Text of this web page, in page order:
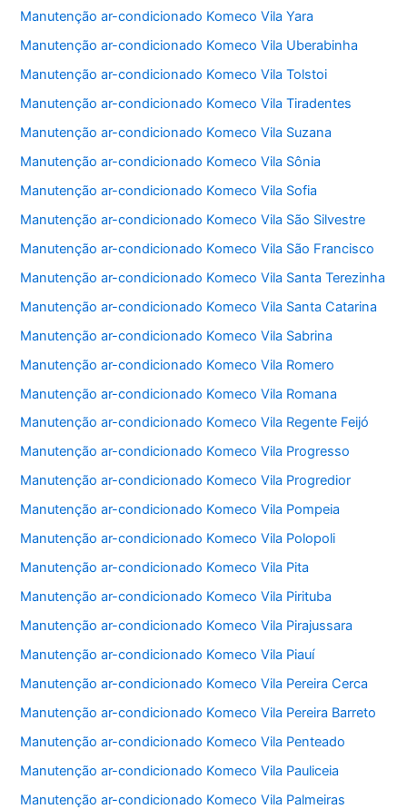
Manutenção ar-condicionado Komeco Vila Yara
Manutenção ar-condicionado Komeco Vila Uberabinha
Manutenção ar-condicionado Komeco Vila Tolstoi
Manutenção ar-condicionado Komeco Vila Tiradentes
Manutenção ar-condicionado Komeco Vila Suzana
Manutenção ar-condicionado Komeco Vila Sônia
Manutenção ar-condicionado Komeco Vila Sofia
Manutenção ar-condicionado Komeco Vila São Silvestre
Manutenção ar-condicionado Komeco Vila São Francisco
Manutenção ar-condicionado Komeco Vila Santa Terezinha
Manutenção ar-condicionado Komeco Vila Santa Catarina
Manutenção ar-condicionado Komeco Vila Sabrina
Manutenção ar-condicionado Komeco Vila Romero
Manutenção ar-condicionado Komeco Vila Romana
Manutenção ar-condicionado Komeco Vila Regente Feijó
Manutenção ar-condicionado Komeco Vila Progresso
Manutenção ar-condicionado Komeco Vila Progredior
Manutenção ar-condicionado Komeco Vila Pompeia
Manutenção ar-condicionado Komeco Vila Polopoli
Manutenção ar-condicionado Komeco Vila Pita
Manutenção ar-condicionado Komeco Vila Pirituba
Manutenção ar-condicionado Komeco Vila Pirajussara
Manutenção ar-condicionado Komeco Vila Piauí
Manutenção ar-condicionado Komeco Vila Pereira Cerca
Manutenção ar-condicionado Komeco Vila Pereira Barreto
Manutenção ar-condicionado Komeco Vila Penteado
Manutenção ar-condicionado Komeco Vila Pauliceia
Manutenção ar-condicionado Komeco Vila Palmeiras